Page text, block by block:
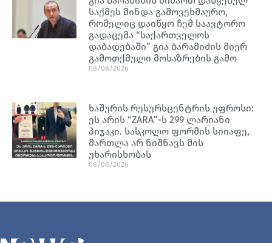
საქმეს მინდა გამოვეხმაურო,
რომელიც დაიწყო ჩემ საავტორო
გადაცემა “საქართველოს
დაბადებაში” გია ბარამიძის მიერ
გამოთქმული მოსაზრების გამო
08/08/2026
ხაშურის რესურსცენტრის უფროსი:
ეს არის “ZARA”-ს 299 ლარიანი
პიჯაკი. სასკოლო ფორმის სიიაფე,
მართლა არ ნიშნავს მის
უხარისხობას
08/08/2026